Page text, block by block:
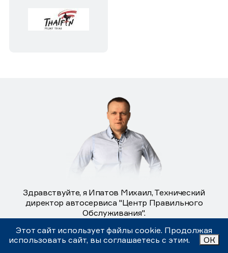
Здравствуйте, я Ипатов Михаил, Технический
директор автосервиса "Центр Правильного
Обслуживания".
Понимая важность качественного обслуживания и решения
возможных вопросов наших клиентов, я гарантирую, что
наша команда всегда готова к диалогу и сделает все
Этот сайт использует файлы cookie. Продолжая
использовать сайт, вы соглашаетесь с этим.
ОК